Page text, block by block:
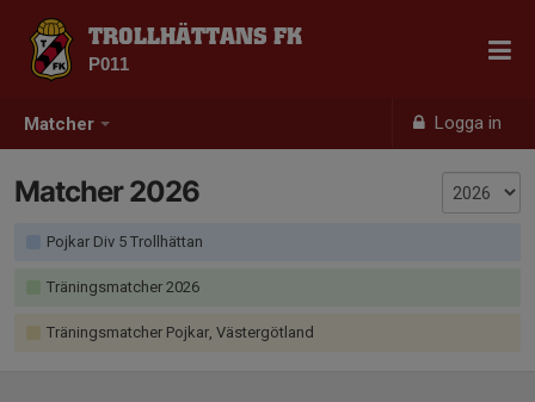
Matcher Logga in
TROLLHÄTTANS FK
P011
Matcher 2026
Pojkar Div 5 Trollhättan
Träningsmatcher 2026
Träningsmatcher Pojkar, Västergötland